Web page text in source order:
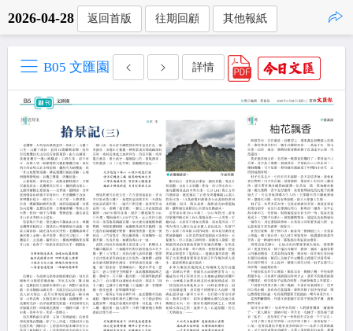
2026-04-28 返回首版 往期回顧 其他報紙
B05 文匯園 詳情